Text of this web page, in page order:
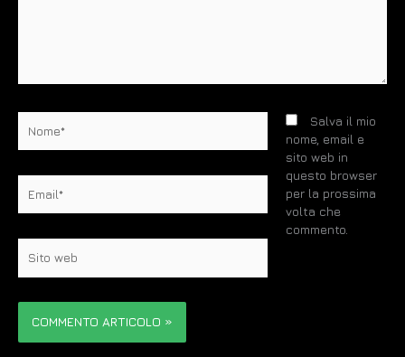
web
Salva il mio
nome, email e
sito web in
questo browser
per la prossima
volta che
commento.